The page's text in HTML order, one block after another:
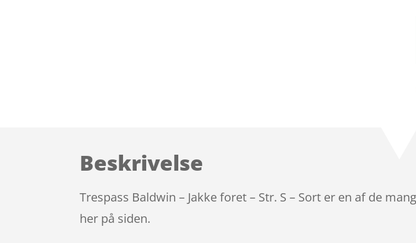
Beskrivelse
Trespass Baldwin – Jakke foret – Str. S – Sort er en af de
her på siden.